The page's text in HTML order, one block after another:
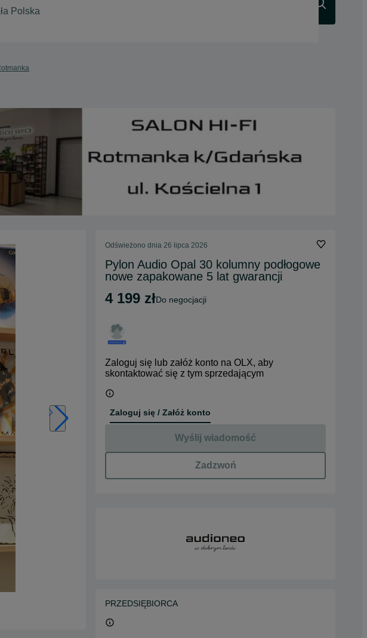
Odświeżono dnia 26 lipca 2026
Pylon Audio Opal 30 kolumny podłogowe
nowe zapakowane 5 lat gwarancji
4 199 zł do negocjacji
Zaloguj się lub załóż konto na OLX, aby
skontaktować się z tym sprzedającym
Zaloguj się / Załóż konto
Wyślij wiadomość
Zadzwoń
PRZEDSIĘBIORCA